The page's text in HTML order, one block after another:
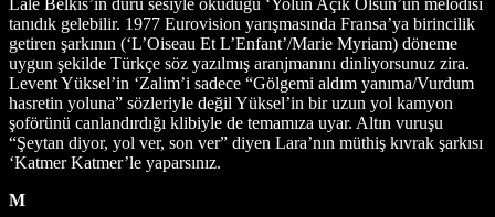
tanıdık gelebilir. 1977 Eurovision yarışmasında Fransa’ya birincilik
getiren şarkının (‘L’Oiseau Et L’Enfant’/Marie Myriam) döneme
uygun şekilde Türkçe söz yazılmış aranjmanını dinliyorsunuz zira.
Levent Yüksel’in ‘Zalim’i sadece “Gölgemi aldım yanıma/Vurdum
hasretin yoluna” sözleriyle değil Yüksel’in bir uzun yol kamyon
şoförünü canlandırdığı klibiyle de temamıza uyar. Altın vuruşu
“Şeytan diyor, yol ver, son ver” diyen Lara’nın müthiş kıvrak şarkısı
‘Katmer Katmer’le yaparsınız.
M